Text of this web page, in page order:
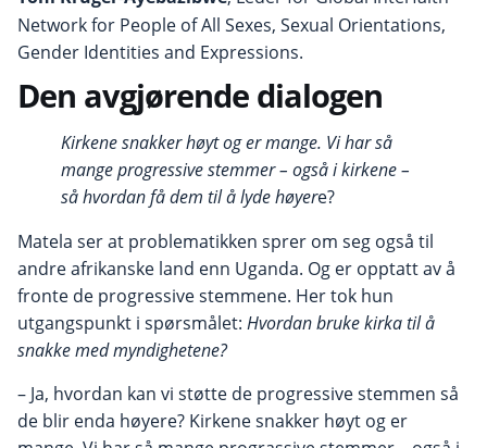
Network for People of All Sexes, Sexual Orientations,
Gender Identities and Expressions.
Den avgjørende dialogen
Kirkene snakker høyt og er mange. Vi har så
mange progressive stemmer – også i kirkene –
så hvordan få dem til å lyde høyere?
Matela ser at problematikken sprer om seg også til
andre afrikanske land enn Uganda. Og er opptatt av å
fronte de progressive stemmene. Her tok hun
utgangspunkt i spørsmålet: Hvordan bruke kirka til å
snakke med myndighetene?
– Ja, hvordan kan vi støtte de progressive stemmen så
de blir enda høyere? Kirkene snakker høyt og er